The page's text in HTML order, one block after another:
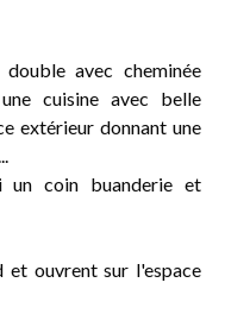
avec cheminée
cuisine avec belle
extérieur donnant une
un coin buanderie et
et ouvrent sur l'espace